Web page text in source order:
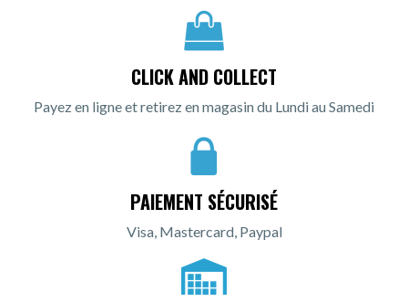
CLICK AND COLLECT
Payez en ligne et retirez en magasin du Lundi au Samedi
PAIEMENT SÉCURISÉ
Visa, Mastercard, Paypal